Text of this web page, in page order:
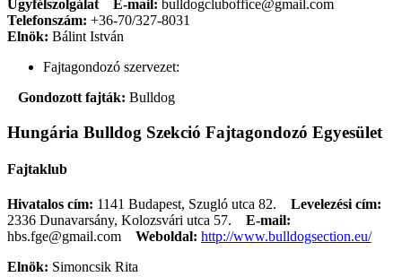
Ügyfélszolgálat
E-mail: bulldogcluboffice@gmail.com
Telefonszám: +36-70/327-8031
Elnök: Bálint István
Fajtagondozó szervezet:
Gondozott fajták: Bulldog
Hungária Bulldog Szekció Fajtagondozó Egyesület
Fajtaklub
Hivatalos cím: 1141 Budapest, Szugló utca 82. Levelezési cím:
2336 Dunavarsány, Kolozsvári utca 57.
E-mail:
hbs.fge@gmail.com
Weboldal: http://www.bulldogsection.eu/
Elnök: Simoncsik Rita